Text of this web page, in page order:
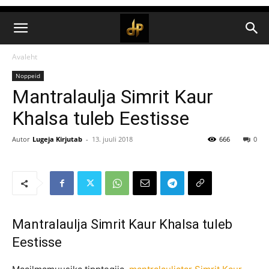
Avaleht
Noppeid
Mantralaulja Simrit Kaur
Khalsa tuleb Eestisse
Autor Lugeja Kirjutab - 13. juuli 2018 0
666
Mantralaulja Simrit Kaur Khalsa tuleb
Eestisse